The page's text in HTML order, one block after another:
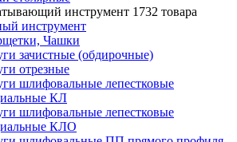
инструмент 1732 товара
инструмент
Чашки
зачистные (обдирочные)
отрезные
шлифовальные лепестковые
КЛ
шлифовальные лепестковые
КЛО